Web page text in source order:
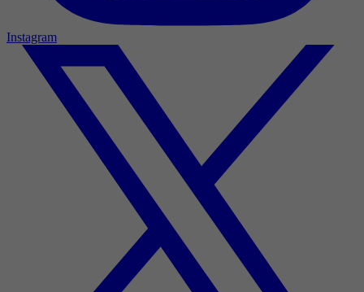
Instagram